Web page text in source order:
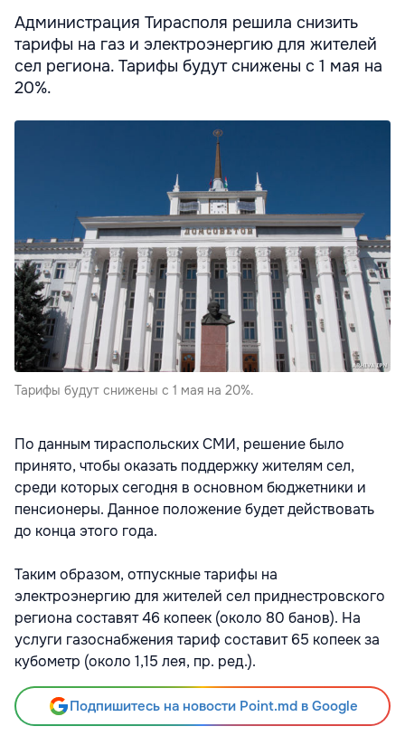
Администрация Тирасполя решила снизить
тарифы на газ и электроэнергию для жителей
сел региона. Тарифы будут снижены с 1 мая на
20%.
Тарифы будут снижены с 1 мая на 20%.
По данным тираспольских СМИ, решение было
принято, чтобы оказать поддержку жителям сел,
среди которых сегодня в основном бюджетники и
пенсионеры. Данное положение будет действовать
до конца этого года.
Таким образом, отпускные тарифы на
электроэнергию для жителей сел приднестровского
региона составят 46 копеек (около 80 банов). На
услуги газоснабжения тариф составит 65 копеек за
кубометр (около 1,15 лея, пр. ред.).
Подпишитесь на новости Point.md в Google